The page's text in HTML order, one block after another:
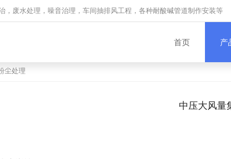
，废水处理，噪音治理，车间抽排风工程，各种耐酸碱管道制作安装等
首页 产
尘处理
中压大风量